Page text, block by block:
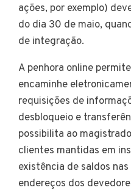
ações, por exemplo)
do dia 30 de maio,
de integração.
A penhora online
encaminhe
requisições de
desbloqueio e
possibilita ao
clientes mantidas em
existência de saldos
endereços dos